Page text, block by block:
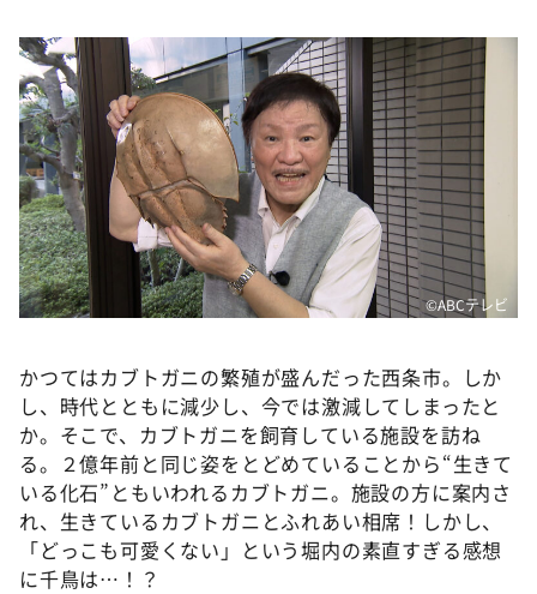
©ABCテレビ
かつてはカブトガニの繁殖が盛んだった西条市。しか
し、時代とともに減少し、今では激減してしまったと
か。そこで、カブトガニを飼育している施設を訪ね
る。２億年前と同じ姿をとどめていることから“生きて
いる化石”ともいわれるカブトガニ。施設の方に案内さ
れ、生きているカブトガニとふれあい相席！しかし、
「どっこも可愛くない」という堀内の素直すぎる感想
に千鳥は…！？